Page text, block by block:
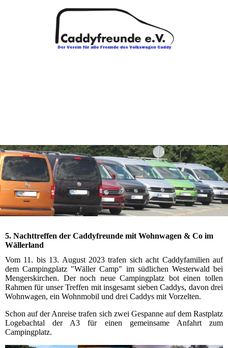
5. Nachttreffen der Caddyfreunde mit Wohnwagen & Co im
Wällerland
Vom 11. bis 13. August 2023 trafen sich acht Caddyfamilien auf
dem Campingplatz "Wäller Camp" im südlichen Westerwald bei
Mengerskirchen. Der noch neue Campingplatz bot einen tollen
Rahmen für unser Treffen mit insgesamt sieben Caddys, davon drei
Wohnwagen, ein Wohnmobil und drei Caddys mit Vorzelten.
Schon auf der Anreise trafen sich zwei Gespanne auf dem Rastplatz
Logebachtal der A3 für einen gemeinsame Anfahrt zum
Campingplatz.